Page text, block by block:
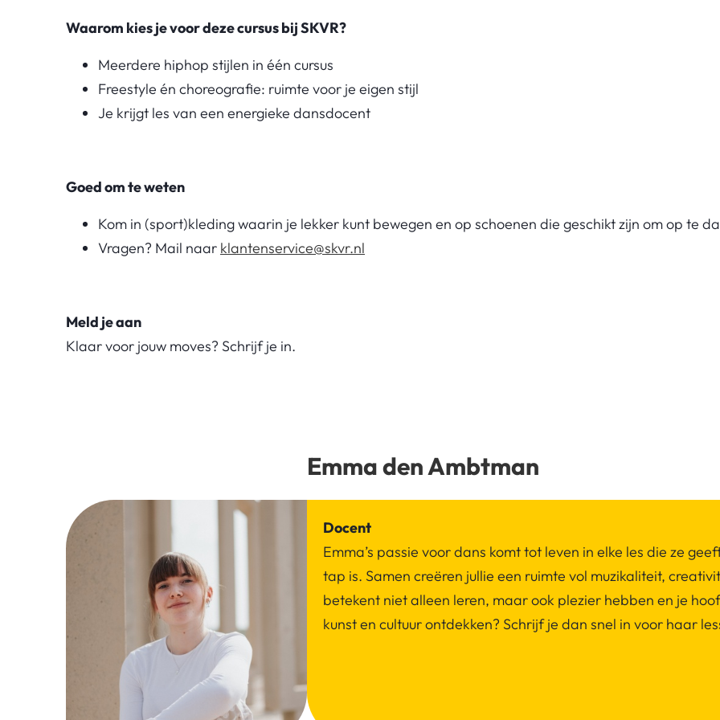
Waarom kies je voor deze cursus bij SKVR?
Meerdere hiphop stijlen in één cursus
Freestyle én choreografie: ruimte voor je eigen stijl
Je krijgt les van een energieke dansdocent
Goed om te weten
Kom in (sport)kleding waarin je lekker kunt bewegen en op schoenen die geschikt zijn om op te
Vragen? Mail naar klantenservice@skvr.nl
Meld je aan
Klaar voor jouw moves? Schrijf je in.
Emma den Ambtman
Docent
Emma’s passie voor dans komt tot leven in elke les die ze
tap is. Samen creëren jullie een ruimte vol muzikaliteit,
betekent niet alleen leren, maar ook plezier hebben en je
kunst en cultuur ontdekken? Schrijf je dan snel in voor haar